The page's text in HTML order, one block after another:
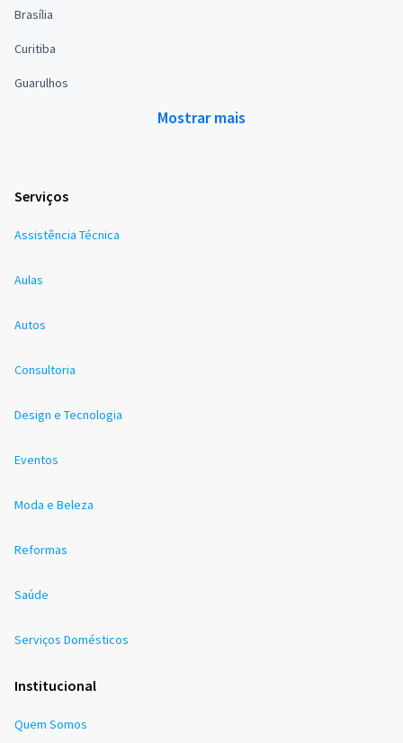
Brasília
Curitiba
Guarulhos
Mostrar mais
Serviços
Assistência Técnica
Aulas
Autos
Consultoria
Design e Tecnologia
Eventos
Moda e Beleza
Reformas
Saúde
Serviços Domésticos
Institucional
Quem Somos